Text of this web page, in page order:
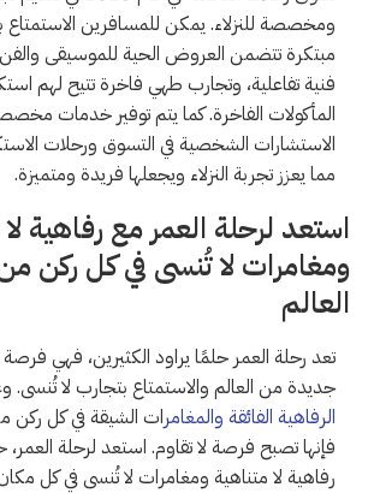
ومخصصة للنزلاء. يمكن للمسافرين الاستمتاع
مبتكرة تتضمن العروض الحية للموسيقى
فنية تفاعلية، وتجارب طهي فاخرة تتيح لهم
المأكولات الفاخرة. كما يتم توفير خدمات
الاستشارات الشخصية في التسوق ورحلات
مما يعزز تجربة النزلاء ويجعلها فريدة ومتميزة.
استعد لرحلة العمر مع رفاهية
ومغامرات لا تُنسى في كل ركن
العالم
تعد رحلة العمر حلمًا يراود الكثيرين، فهي
جديدة من العالم والاستمتاع بتجارب لا تُنسى.
الرفاهية الفائقة والمغامرات الشيقة في كل ركن
فإنها تصبح فرصة لا تقاوم. استعد لرحلة
رفاهية لا متناهية ومغامرات لا تُنسى في كل